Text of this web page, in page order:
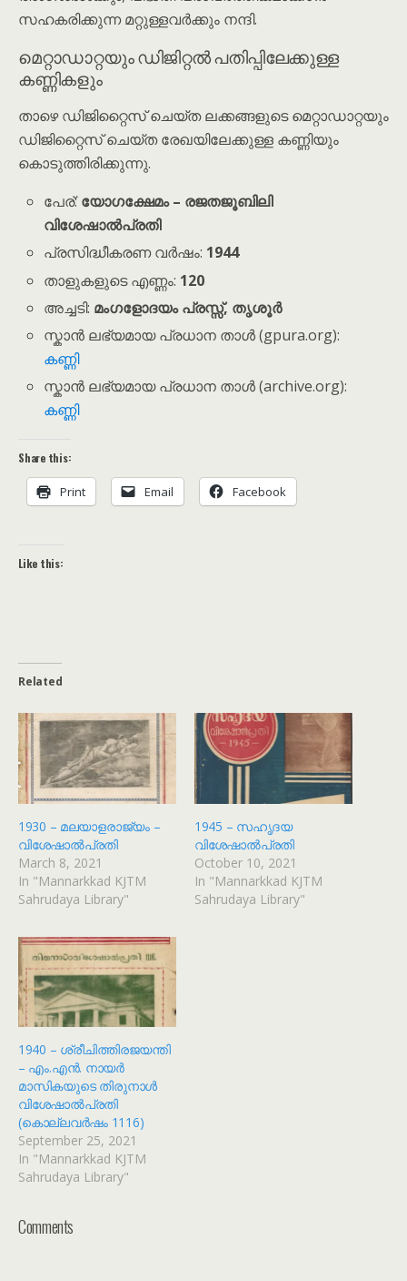
സഹകരിക്കുന്ന മറ്റുള്ളവർക്കും നന്ദി.
മെറ്റാഡാറ്റയും ഡിജിറ്റൽ പതിപ്പിലേക്കുള്ള
കണ്ണികളും
താഴെ ഡിജിറ്റൈസ് ചെയ്ത ലക്കങ്ങളുടെ മെറ്റാഡാറ്റയും
ഡിജിറ്റൈസ് ചെയ്ത രേഖയിലേക്കുള്ള കണ്ണിയും
കൊടുത്തിരിക്കുന്നു.
പേര്:യോഗക്ഷേമം – രജതജൂബിലി
വിശേഷാൽപ്രതി
പ്രസിദ്ധീകരണ വർഷം: 1944
താളുകളുടെ എണ്ണം: 120
അച്ചടി: മംഗളോദയം പ്രസ്സ്, തൃശൂർ
സ്കാൻ ലഭ്യമായ പ്രധാന താൾ (gpura.org):
കണ്ണി
സ്കാൻ ലഭ്യമായ പ്രധാന താൾ (archive.org):
കണ്ണി
Share this:
Print Email Facebook
Like this:
Related
1930 – മലയാളരാജ്യം –
വിശേഷാൽപ്രതി
March 8, 2021
In "Mannarkkad KJTM
Sahrudaya Library"
1945 – സഹൃദയ
വിശേഷാൽപ്രതി
October 10, 2021
In "Mannarkkad KJTM
Sahrudaya Library"
1940 – ശ്രീചിത്തിരജയന്തി
– എം.എൻ. നായർ
മാസികയുടെ തിരുനാൾ
വിശേഷാൽപ്രതി
(കൊല്ലവർഷം 1116)
September 25, 2021
In "Mannarkkad KJTM
Sahrudaya Library"
Comments